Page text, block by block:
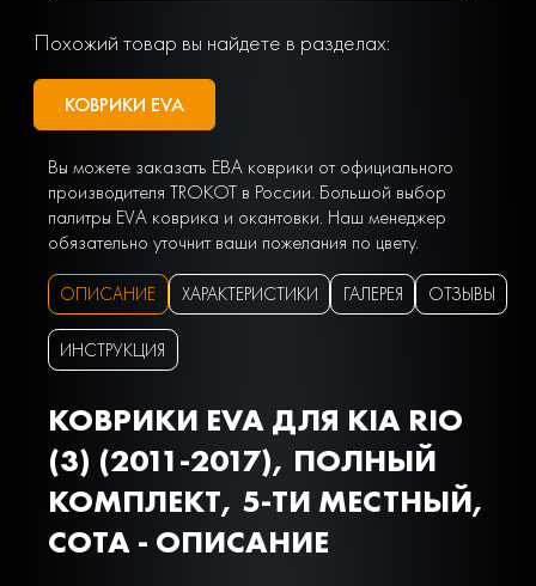
Похожий товар вы найдете в разделах:
КОВРИКИ EVA
Вы можете заказать ЕВА коврики от официального
производителя TROKOT в России. Большой выбор
палитры EVA коврика и окантовки. Наш менеджер
обязательно уточнит ваши пожелания по цвету.
ОПИСАНИЕ ХАРАКТЕРИСТИКИ ГАЛЕРЕЯ ОТЗЫВЫ
ИНСТРУКЦИЯ
КОВРИКИ EVA ДЛЯ KIA RIO
(3) (2011-2017), ПОЛНЫЙ
КОМПЛЕКТ, 5-ТИ МЕСТНЫЙ,
СОТА - ОПИСАНИЕ